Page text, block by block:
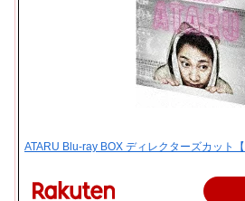
ATARU Blu-ray BOX ディレクターズカット